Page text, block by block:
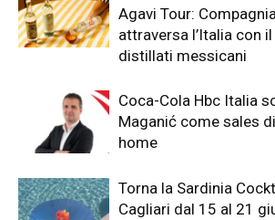
Agavi Tour:
attraversa l’Italia con
distillati messicani
Coca-Cola Hbc Italia
Maganić come sales
home
Torna la Sardinia
Cagliari dal 15 al 21